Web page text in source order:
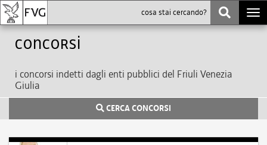
Concorsi
i concorsi indetti dagli enti pubblici del Friuli Venezia
Giulia
CERCA CONCORSI